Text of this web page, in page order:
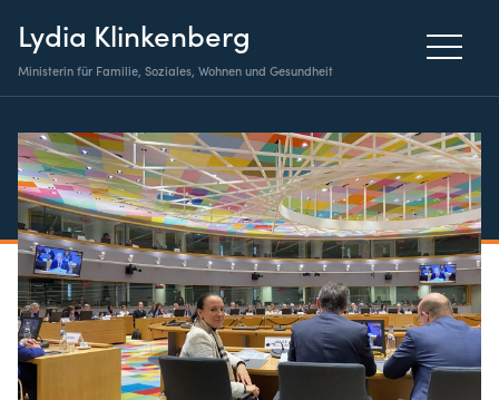
Lydia Klinkenberg
Ministerin für Familie, Soziales, Wohnen und Gesundheit